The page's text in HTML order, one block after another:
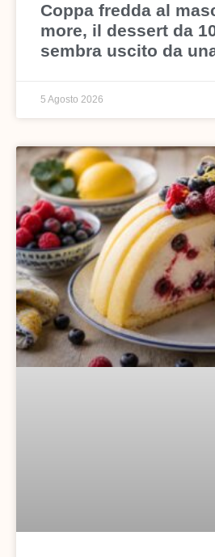
Coppa fredda al
more, il dessert da
sembra uscito da
5 Agosto 2026